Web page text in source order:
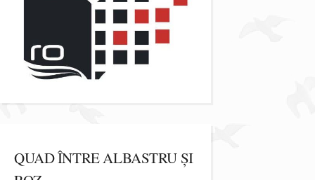
QUAD ÎNTRE ALBASTRU ȘI